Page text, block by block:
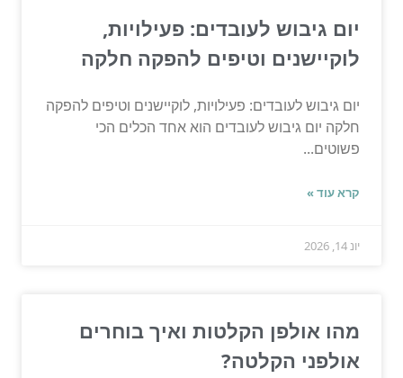
יום גיבוש לעובדים: פעילויות,
לוקיישנים וטיפים להפקה חלקה
יום גיבוש לעובדים: פעילויות, לוקיישנים וטיפים להפקה
חלקה יום גיבוש לעובדים הוא אחד הכלים הכי
פשוטים...
קרא עוד »
יונ 14, 2026
מהו אולפן הקלטות ואיך בוחרים
אולפני הקלטה?